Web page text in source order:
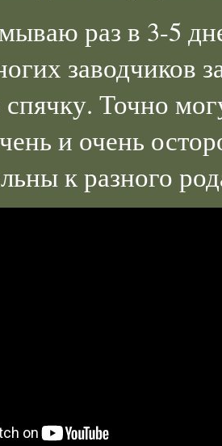
раз в 3-5
заводчиков
Точно
и очень
к разного